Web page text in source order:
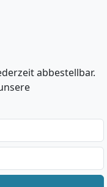
abbestellbar.